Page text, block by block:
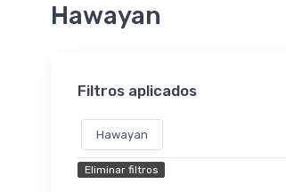
Hawayan
Filtros aplicados
Hawayan
Eliminar filtros